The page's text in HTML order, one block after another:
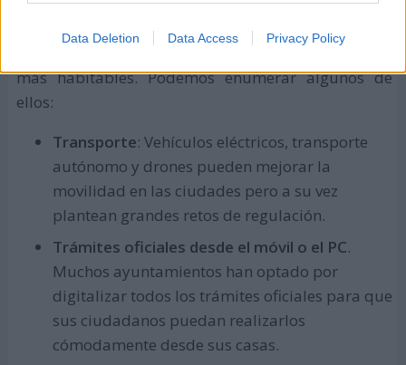
Data Deletion Data Access Privacy Policy
Hay muchos enfoques sobre cómo las nuevas
tecnologías pueden mejorar las ciudades y hacerlas
más habitables. Podemos enumerar algunos de
ellos:
Transporte: Vehículos eléctricos, transporte
autónomo y drones pueden mejorar la
movilidad en las ciudades pero a su vez
plantean grandes retos de regulación.
Trámites oficiales desde el móvil o el PC.
Muchos ayuntamientos han optado por
digitalizar todos los trámites oficiales para que
sus ciudadanos puedan realizarlos
cómodamente desde sus casas.